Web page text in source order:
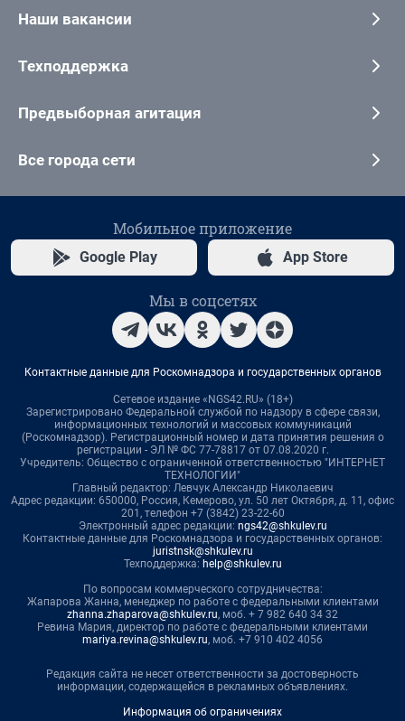
Наши вакансии
Техподдержка
Предвыборная агитация
Все города сети
Мобильное приложение
Google Play App Store
Мы в соцсетях
Контактные данные для Роскомнадзора и государственных органов
Сетевое издание «NGS42.RU» (18+)
Зарегистрировано Федеральной службой по надзору в сфере связи,
информационных технологий и массовых коммуникаций
(Роскомнадзор). Регистрационный номер и дата принятия решения о
регистрации - ЭЛ № ФС 77-78817 от 07.08.2020 г.
Учредитель: Общество с ограниченной ответственностью "ИНТЕРНЕТ
ТЕХНОЛОГИИ"
Главный редактор: Левчук Александр Николаевич
Адрес редакции: 650000, Россия, Кемерово, ул. 50 лет Октября, д. 11, офис
201, телефон +7 (3842) 23-22-60
Электронный адрес редакции: ngs42@shkulev.ru
Контактные данные для Роскомнадзора и государственных органов:
juristnsk@shkulev.ru
Техподдержка: help@shkulev.ru
По вопросам коммерческого сотрудничества:
Жапарова Жанна, менеджер по работе с федеральными клиентами
zhanna.zhaparova@shkulev.ru, моб. + 7 982 640 34 32
Ревина Мария, директор по работе с федеральными клиентами
mariya.revina@shkulev.ru, моб. +7 910 402 4056
Редакция сайта не несет ответственности за достоверность
информации, содержащейся в рекламных объявлениях.
Информация об ограничениях